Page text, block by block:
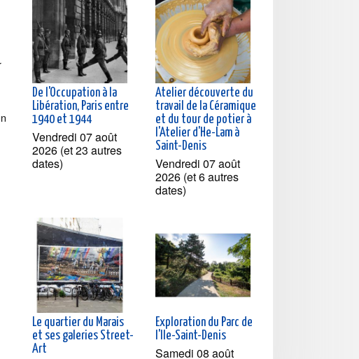
De l'Occupation à la
Libération, Paris entre
1940 et 1944
Vendredi 07 août
2026 (et 23 autres
dates)
Atelier découverte du
travail de la Céramique
et du tour de potier à
l'Atelier d'He-Lam à
Saint-Denis
Vendredi 07 août
2026 (et 6 autres
dates)
Le quartier du Marais
et ses galeries Street-
Art
Exploration du Parc de
l'Ile-Saint-Denis
Samedi 08 août